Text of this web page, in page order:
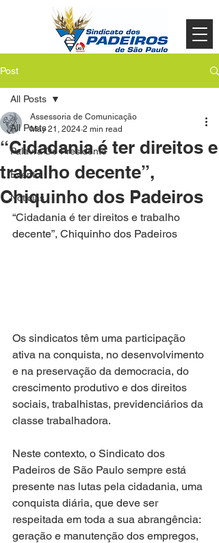
Post
All Posts
Palavra Do Presidente
Evento
Noticias
All Posts
“Cidadania é ter direitos e
trabalho decente”,
Chiquinho dos Padeiros
Assessoria de Comunicação
May 21, 2024 2 min read
“Cidadania é ter direitos e trabalho
decente”, Chiquinho dos Padeiros
Os sindicatos têm uma participação
ativa na conquista, no desenvolvimento
e na preservação da democracia, do
crescimento produtivo e dos direitos
sociais, trabalhistas, previdenciários da
classe trabalhadora.
Neste contexto, o Sindicato dos
Padeiros de São Paulo sempre está
presente nas lutas pela cidadania, uma
conquista diária, que deve ser
respeitada em toda a sua abrangência:
geração e manutenção dos empregos,